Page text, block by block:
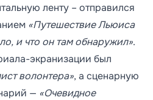
ленту – отправился
«Путешествие Льюиса
и что он там обнаружил».
экранизации был
волонтера», а сценарную
— «Очевидное